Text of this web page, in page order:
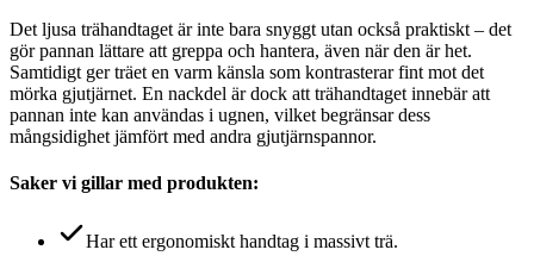
Det ljusa trähandtaget är inte bara snyggt utan också praktiskt – det
gör pannan lättare att greppa och hantera, även när den är het.
Samtidigt ger träet en varm känsla som kontrasterar fint mot det
mörka gjutjärnet. En nackdel är dock att trähandtaget innebär att
pannan inte kan användas i ugnen, vilket begränsar dess
mångsidighet jämfört med andra gjutjärnspannor.
Saker vi gillar med produkten:
Har ett ergonomiskt handtag i massivt trä.